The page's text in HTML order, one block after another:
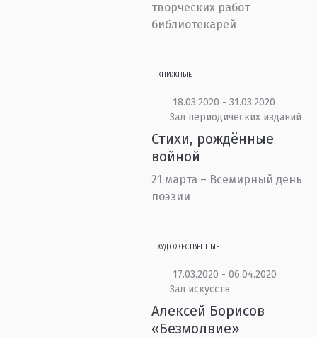
творческих работ
библиотекарей
КНИЖНЫЕ
18.03.2020 - 31.03.2020
Зал периодических изданий
Стихи, рождённые
войной
21 марта – Всемирный день
поэзии
ХУДОЖЕСТВЕННЫЕ
17.03.2020 - 06.04.2020
Зал искусств
Алексей Борисов
«Безмолвие»